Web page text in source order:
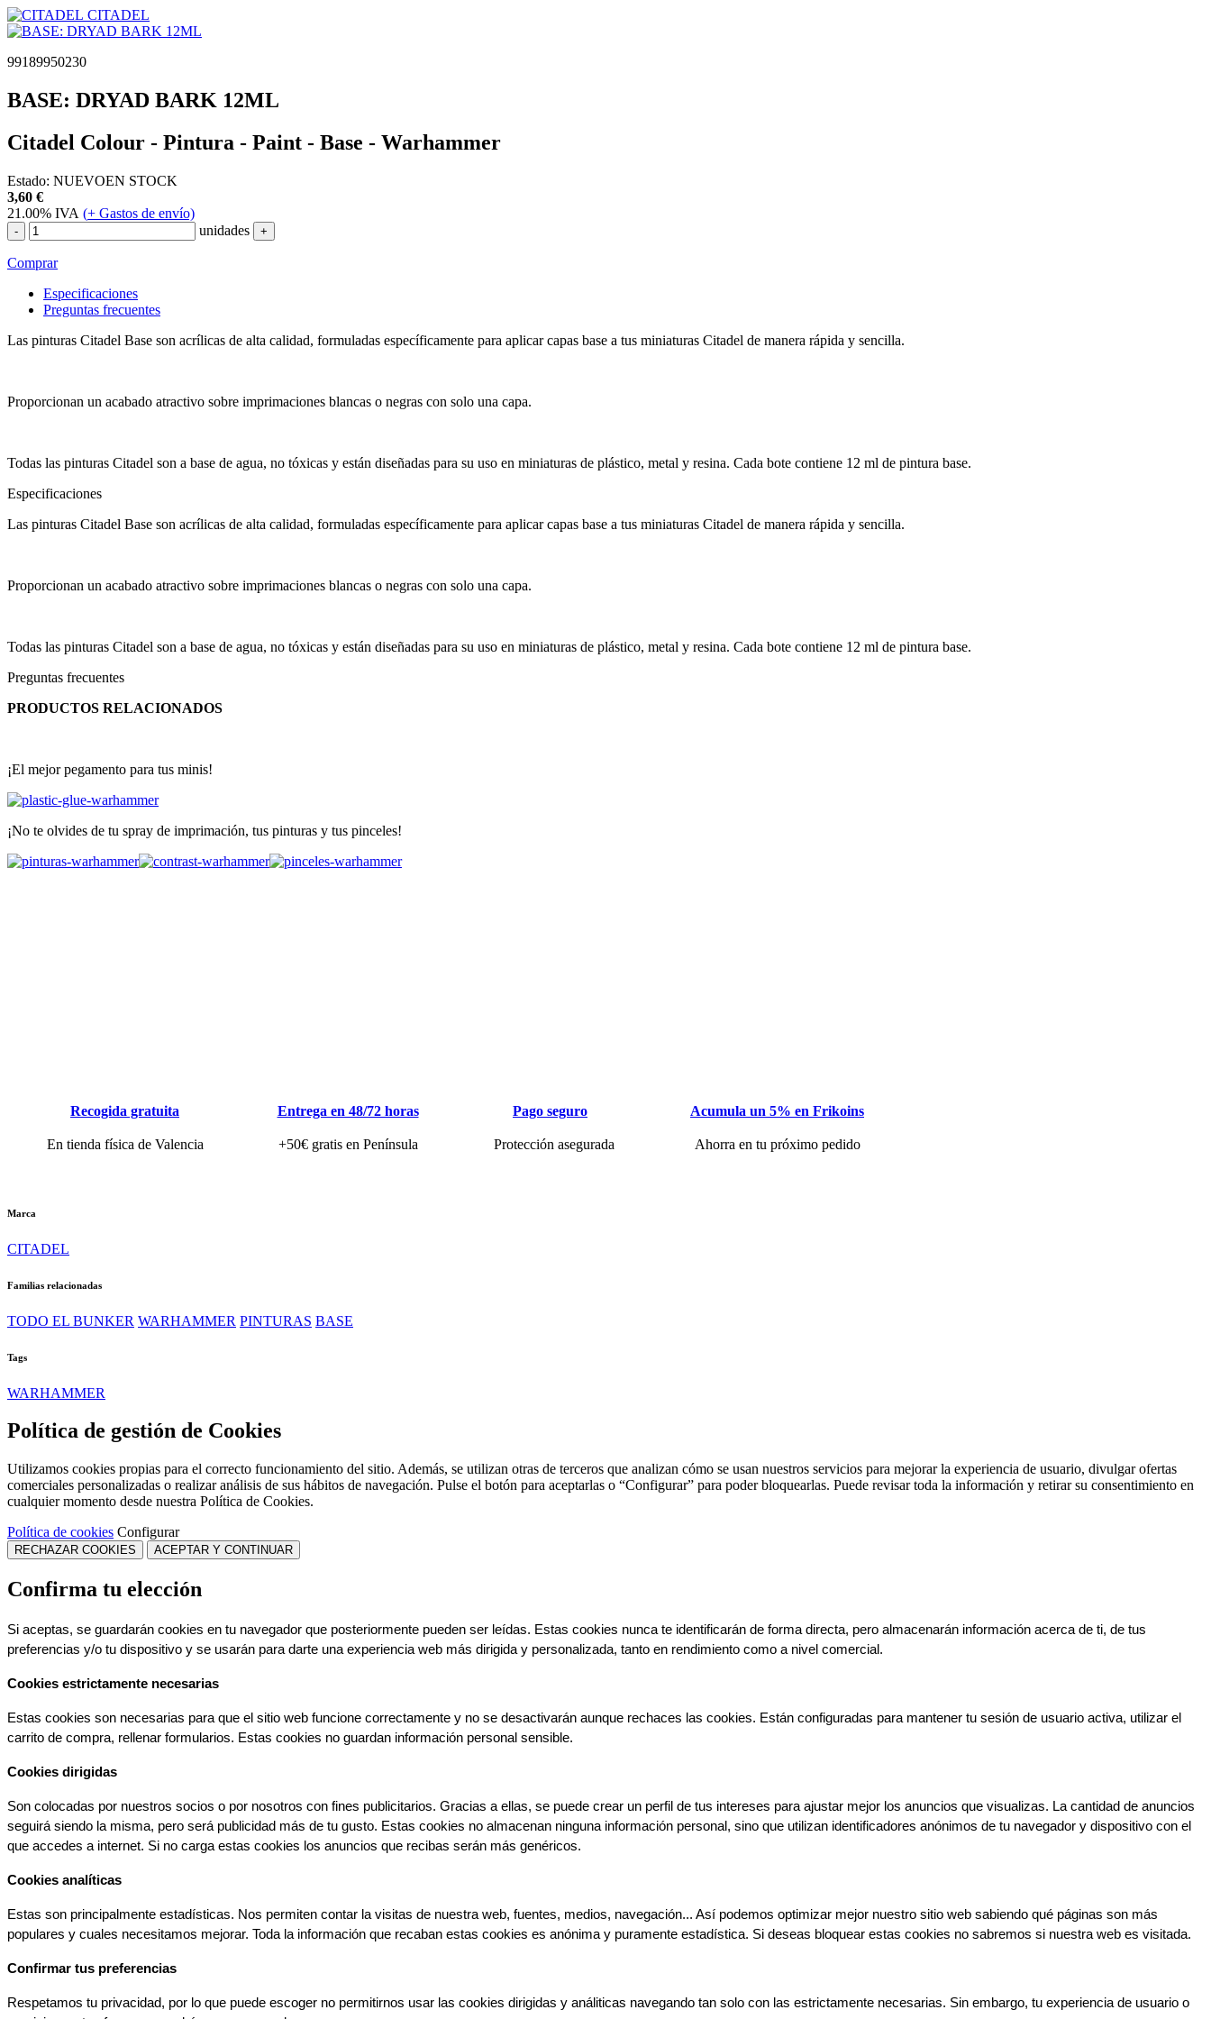
CITADEL
99189950230
BASE: DRYAD BARK 12ML
Citadel Colour - Pintura - Paint - Base - Warhammer
Estado: NUEVOEN STOCK
3,60 €
21.00% IVA (+ Gastos de envío)
- unidades +
Comprar
Especificaciones
Preguntas frecuentes
Las pinturas Citadel Base son acrílicas de alta calidad, formuladas específicamente para aplicar capas base a tus miniaturas Citadel de manera rápida y sencilla.
Proporcionan un acabado atractivo sobre imprimaciones blancas o negras con solo una capa.
Todas las pinturas Citadel son a base de agua, no tóxicas y están diseñadas para su uso en miniaturas de plástico, metal y resina. Cada bote contiene 12 ml de pintura base.
Especificaciones
Las pinturas Citadel Base son acrílicas de alta calidad, formuladas específicamente para aplicar capas base a tus miniaturas Citadel de manera rápida y sencilla.
Proporcionan un acabado atractivo sobre imprimaciones blancas o negras con solo una capa.
Todas las pinturas Citadel son a base de agua, no tóxicas y están diseñadas para su uso en miniaturas de plástico, metal y resina. Cada bote contiene 12 ml de pintura base.
Preguntas frecuentes
PRODUCTOS RELACIONADOS
¡El mejor pegamento para tus minis!
¡No te olvides de tu spray de imprimación, tus pinturas y tus pinceles!
Recogida gratuita Entrega en 48/72 horas Pago seguro Acumula un 5% en Frikoins
En tienda física de Valencia +50€ gratis en Península Protección asegurada Ahorra en tu próximo pedido
Marca
CITADEL
Familias relacionadas
TODO EL BUNKER WARHAMMER PINTURAS BASE
Tags
WARHAMMER
Política de gestión de Cookies
Utilizamos cookies propias para el correcto funcionamiento del sitio. Además, se utilizan otras de terceros que analizan cómo se usan nuestros servicios para mejorar la experiencia de usuario, divulgar ofertas
comerciales personalizadas o realizar análisis de sus hábitos de navegación. Pulse el botón para aceptarlas o “Configurar” para poder bloquearlas. Puede revisar toda la información y retirar su consentimiento en
cualquier momento desde nuestra Política de Cookies.
Política de cookies Configurar
RECHAZAR COOKIES ACEPTAR Y CONTINUAR
Confirma tu elección
Si aceptas, se guardarán cookies en tu navegador que posteriormente pueden ser leídas. Estas cookies nunca te identificarán de forma directa, pero almacenarán información acerca de ti, de tus
preferencias y/o tu dispositivo y se usarán para darte una experiencia web más dirigida y personalizada, tanto en rendimiento como a nivel comercial.
Cookies estrictamente necesarias
Estas cookies son necesarias para que el sitio web funcione correctamente y no se desactivarán aunque rechaces las cookies. Están configuradas para mantener tu sesión de usuario activa, utilizar el
carrito de compra, rellenar formularios. Estas cookies no guardan información personal sensible.
Cookies dirigidas
Son colocadas por nuestros socios o por nosotros con fines publicitarios. Gracias a ellas, se puede crear un perfil de tus intereses para ajustar mejor los anuncios que visualizas. La cantidad de anuncios
seguirá siendo la misma, pero será publicidad más de tu gusto. Estas cookies no almacenan ninguna información personal, sino que utilizan identificadores anónimos de tu navegador y dispositivo con el
que accedes a internet. Si no carga estas cookies los anuncios que recibas serán más genéricos.
Cookies analíticas
Estas son principalmente estadísticas. Nos permiten contar la visitas de nuestra web, fuentes, medios, navegación... Así podemos optimizar mejor nuestro sitio web sabiendo qué páginas son más
populares y cuales necesitamos mejorar. Toda la información que recaban estas cookies es anónima y puramente estadística. Si deseas bloquear estas cookies no sabremos si nuestra web es visitada.
Confirmar tus preferencias
Respetamos tu privacidad, por lo que puede escoger no permitirnos usar las cookies dirigidas y análiticas navegando tan solo con las estrictamente necesarias. Sin embargo, tu experiencia de usuario o